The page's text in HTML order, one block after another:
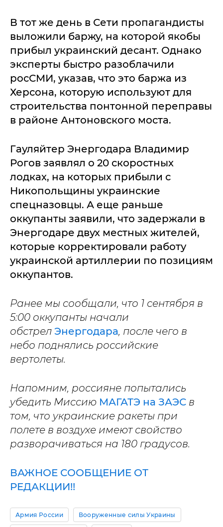
В тот же день в Сети пропагандисты
выложили баржу, на которой якобы
прибыл украинский десант. Однако
эксперты быстро разоблачили
росСМИ, указав, что это баржа из
Херсона, которую используют для
строительства понтонной переправы
в районе Антоновского моста.
Гауляйтер Энергодара Владимир
Рогов заявлял о 20 скоростных
лодках, на которых прибыли с
Никопольщины украинские
спецназовцы. А еще раньше
оккупанты заявили, что задержали в
Энергодаре двух местных жителей,
которые корректировали работу
украинской артиллерии по позициям
оккупантов.
Ранее мы сообщали, что 1 сентября в
5:00 оккупанты начали
обстрел Энергодара, после чего в
небо поднялись российские
вертолеты.
Напомним, россияне попытались
убедить Миссию МАГАТЭ на ЗАЭС в
том, что украинские ракеты при
полете в воздухе имеют свойство
разворачиваться на 180 градусов.
ВАЖНОЕ СООБЩЕНИЕ ОТ
РЕДАКЦИИ!!
Армия России Вооруженные силы Украины